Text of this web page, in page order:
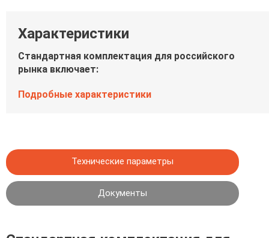
Характеристики
Стандартная комплектация для российского
рынка включает:
Подробные характеристики
Технические параметры
Документы